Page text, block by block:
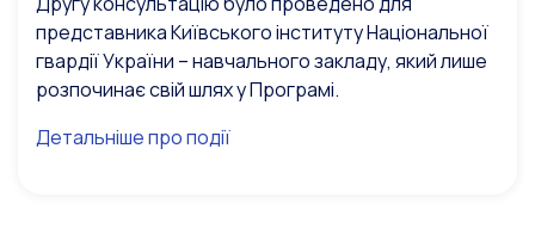
представника Київського інституту Національної
гвардії України – навчального закладу, який лише
розпочинає свій шлях у Програмі.
Детальніше про події